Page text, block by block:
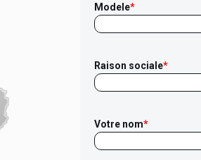
Modele*
Raison sociale*
Votre nom*